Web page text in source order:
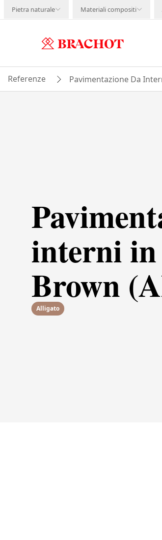
Pietra naturale Materiali compositi
Referenze Pavimentazione Da
interni in
Brown
Alligato